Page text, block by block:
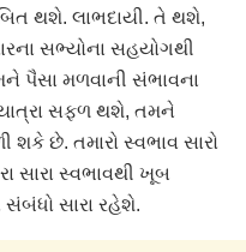
થશે. લાભદાયી. તે થશે,
સભ્યોના સહયોગથી
પૈસા મળવાની સંભાવના
સફળ થશે, તમને
છે. તમારો સ્વભાવ સારો
સારા સ્વભાવથી ખૂબ
સારા રહેશે.